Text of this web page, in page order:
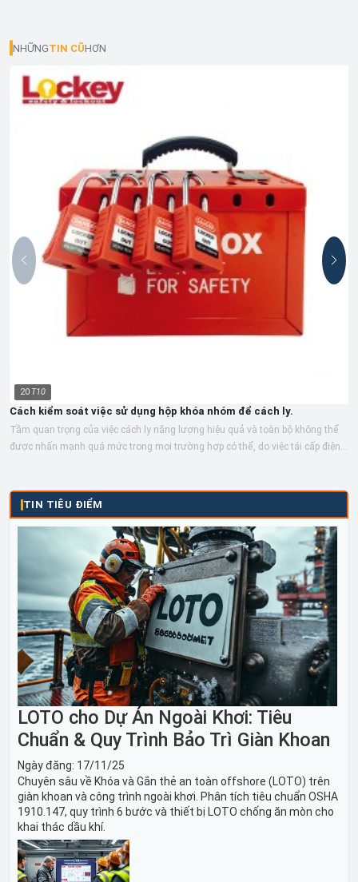
NHỮNGTIN CŨHƠN
20 T10
Cách kiểm soát việc sử dụng hộp khóa nhóm để cách ly.
Tầm quan trọng của việc cách ly năng lượng hiệu quả và toàn bộ không thể
được nhấn mạnh quá mức trong mọi trường hợp có thể, do việc tái cấp điện
TIN TIÊU ĐIỂM
LOTO cho Dự Án Ngoài Khơi: Tiêu
Chuẩn & Quy Trình Bảo Trì Giàn Khoan
Ngày đăng: 17/11/25
Chuyên sâu về Khóa và Gắn thẻ an toàn offshore (LOTO) trên
giàn khoan và công trình ngoài khơi. Phân tích tiêu chuẩn OSHA
1910.147, quy trình 6 bước và thiết bị LOTO chống ăn mòn cho
khai thác dầu khí.